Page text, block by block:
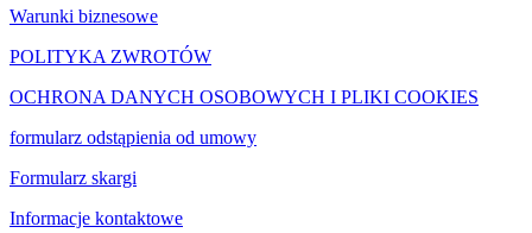
Warunki biznesowe
POLITYKA ZWROTÓW
OCHRONA DANYCH OSOBOWYCH I PLIKI COOKIES
formularz odstąpienia od umowy
Formularz skargi
Informacje kontaktowe